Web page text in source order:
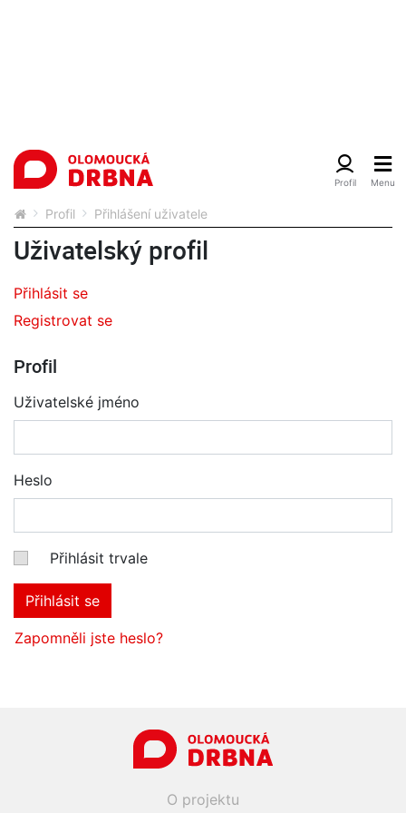
Profil Přihlášení uživatele
Uživatelský profil
Přihlásit se
Registrovat se
Profil
Uživatelské jméno
Heslo
Přihlásit trvale
Přihlásit se
Zapomněli jste heslo?
O projektu